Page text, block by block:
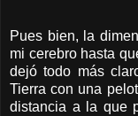
Pues bien, la
mi cerebro hasta
dejó todo más
Tierra con una
distancia a la que